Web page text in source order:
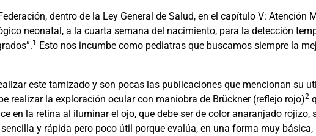
dentro de la Ley General de Salud, en el capítulo V:
neonatal, a la cuarta semana del nacimiento, para la detección
1
Esto nos incumbe como pediatras que buscamos siempre la
este tamizado y son pocas las publicaciones que mencionan su
realizar la exploración ocular con maniobra de Brückner (reflejo rojo)2
en la retina al iluminar el ojo, que debe ser de color anaranjado
y rápida pero poco útil porque evalúa, en una forma muy